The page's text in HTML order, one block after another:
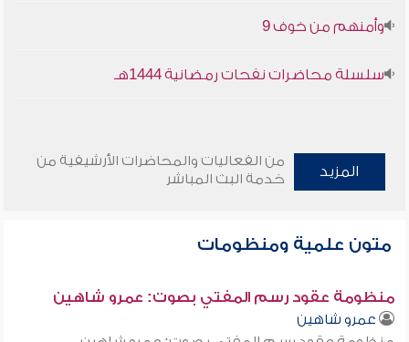
وأمنهم من خوف 9
سلسلة محاضرات نفحات رمضانية 1444هـ
المزيد
من الفعاليات والمحاضرات الأرشيفية من
خدمة البث المباشر
متون علمية ومنظومات
منظومة عقود رسم المفتي بصوت: عمرو شاهين
عمرو شاهين